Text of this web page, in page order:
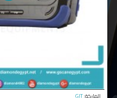
الماركة:GIT